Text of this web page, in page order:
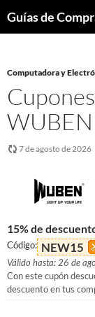
Guías de
Computadora y
7 de agosto de 2026
15% de
Código: NEW15
Válido hasta: 26 de
Con este cupón
descuento en tus